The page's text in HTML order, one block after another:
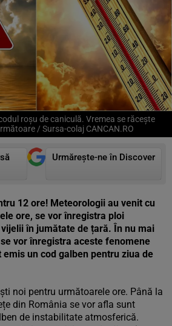
roșu de caniculă. Vremea se răcește
/ Sursa-colaj CANCAN.RO
Urmărește-ne în Discover
12 ore! Meteorologii au venit cu
ore, se vor înregistra ploi
în jumătate de țară. În nu mai
vor înregistra aceste fenomene
un cod galben pentru ziua de
noi pentru următoarele ore. Până la
din România se vor afla sunt
de instabilitate atmosferică.